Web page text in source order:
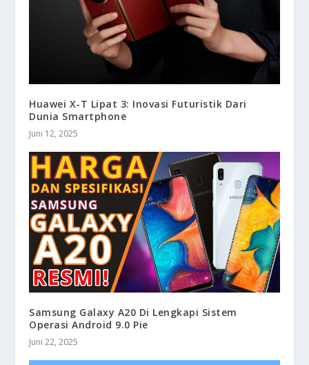
Huawei X-T Lipat 3: Inovasi Futuristik Dari
Dunia Smartphone
Juni 12, 2025
Samsung Galaxy A20 Di Lengkapi Sistem
Operasi Android 9.0 Pie
Juni 22, 2025